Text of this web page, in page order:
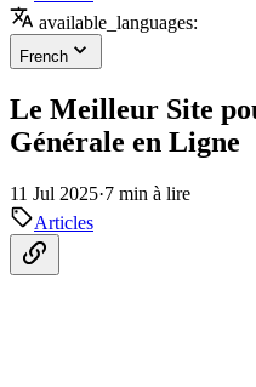
available_languages:
French
Le Meilleur Site
Générale en Ligne
11 Jul 2025·7 min à lire
Articles